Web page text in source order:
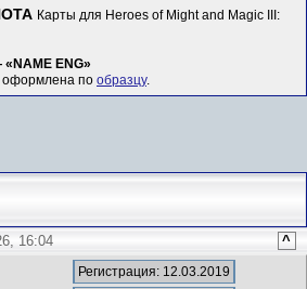
Карты для Heroes of Might and Magic III:
ENG»
оформлена по образцу.
16:04 ^
Регистрация: 12.03.2019